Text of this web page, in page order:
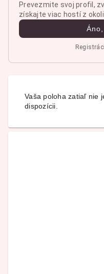
Prevezmite svoj profil,
získajte viac hostí z
Vaša poloha zatiaľ nie
dispozícii.